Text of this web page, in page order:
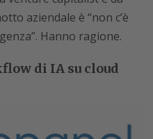
aziendale è “non c’è
Hanno ragione.
di IA su cloud